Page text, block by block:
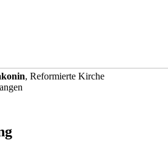
, Reformierte Kirche